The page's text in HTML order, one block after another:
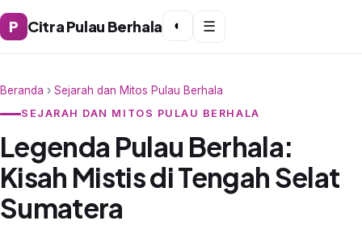
P Citra Pulau Berhala ◐ ☰
Beranda › Sejarah dan Mitos Pulau Berhala
SEJARAH DAN MITOS PULAU BERHALA
Legenda Pulau Berhala:
Kisah Mistis di Tengah Selat
Sumatera